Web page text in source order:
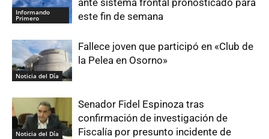
Informando
Primero
ante sistema frontal pronosticado para
este fin de semana
Noticia del Día
Fallece joven que participó en «Club de
la Pelea en Osorno»
Noticia del Día
Senador Fidel Espinoza tras
confirmación de investigación de
Fiscalía por presunto incidente de